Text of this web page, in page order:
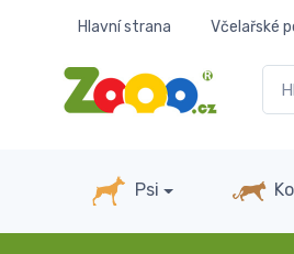
Hlavní strana Včelařské
Psi